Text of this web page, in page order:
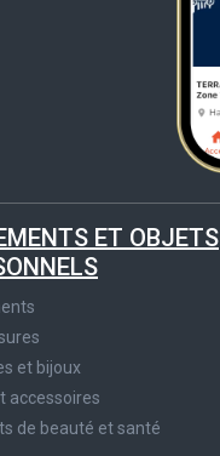
ET OBJETS
et bijoux
accessoires
de beauté et santé